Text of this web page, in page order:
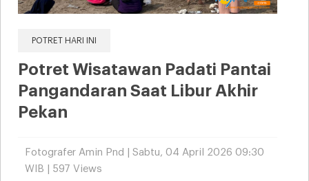
POTRET HARI INI
Potret Wisatawan Padati Pantai
Pangandaran Saat Libur Akhir
Pekan
Fotografer Amin Pnd | Sabtu, 04 April 2026 09:30
WIB | 597 Views